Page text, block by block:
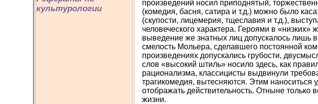
культурологии
произведений носил приподнятый,
(комедия, басня, сатира и т.д.) можно было
(скупости, лицемерия, тщеславия и т.д.),
человеческого характера. Героями в
выведение же знатных лиц допускалось лишь
смелость Мольера, сделавшего постоянной
произведениях допускались грубости,
слов «высокий штиль» носило здесь, как
рационализма, классицисты выдвинули
трагикомедия, вытесняются. Этим наноситься
отображать действительность. Отныне
жизни.